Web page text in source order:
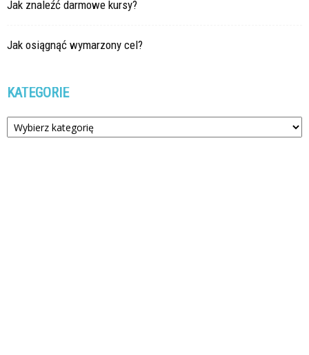
Jak znaleźć darmowe kursy?
Jak osiągnąć wymarzony cel?
KATEGORIE
Kategorie